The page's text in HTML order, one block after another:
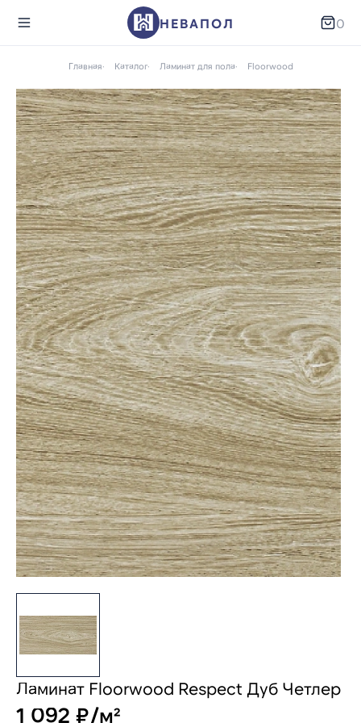
НЕВАПОЛ 0
Главная Каталог Ламинат для пола Floorwood
Ламинат Floorwood Respect Дуб Четлер
1 092 ₽/м²